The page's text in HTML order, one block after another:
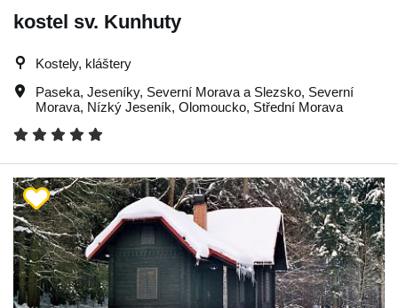
kostel sv. Kunhuty
Kostely, kláštery
Paseka, Jeseníky, Severní Morava a Slezsko, Severní
Morava, Nízký Jeseník, Olomoucko, Střední Morava